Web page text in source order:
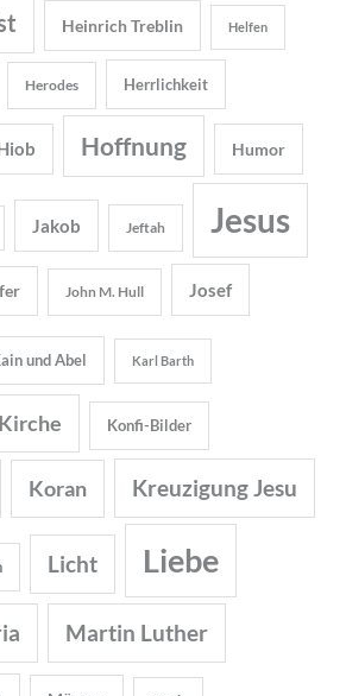
Heinrich Treblin Helfen
Herodes Herrlichkeit
Hoffnung Humor
Jakob Jeftah Jesus
John M. Hull Josef
und Abel Karl Barth
Kirche Konfi-Bilder
Koran Kreuzigung Jesu
Licht Liebe
Martin Luther